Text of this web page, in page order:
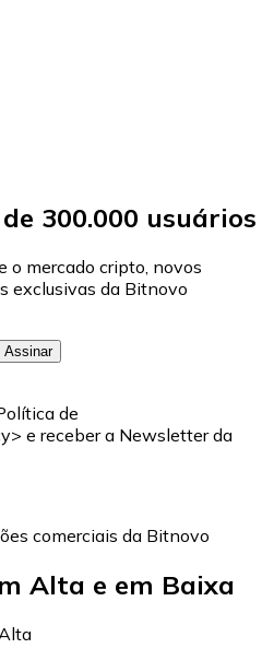
300.000 usuários
o mercado cripto, novos
exclusivas da Bitnovo
Assinar
de
e receber a Newsletter da
comerciais da Bitnovo
Alta e em Baixa